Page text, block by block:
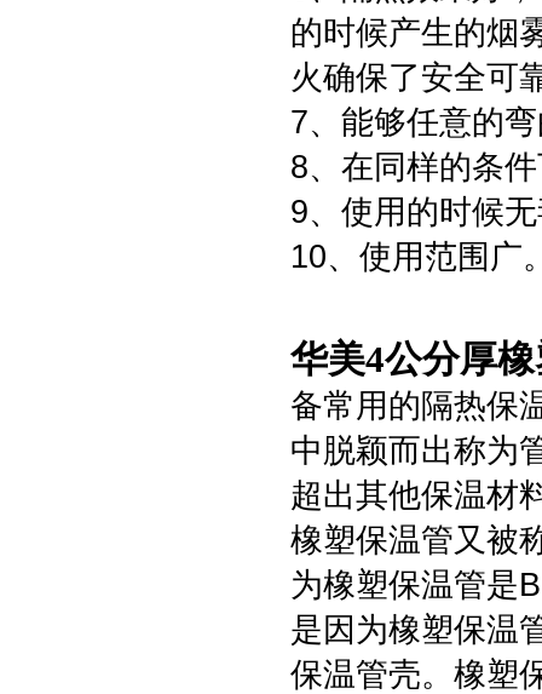
的时候产生的烟
火确保了安全可
7、能够任意的
8、在同样的条
9、使用的时候
10、使用范围广
华美4公分厚
备常用的隔热保
中脱颖而出称为
超出其他保温材
橡塑保温管又被
为橡塑保温管是
是因为橡塑保温
保温管壳。橡塑